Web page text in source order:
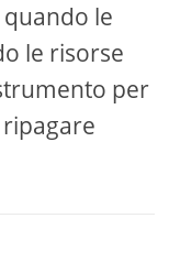
le
le risorse
per